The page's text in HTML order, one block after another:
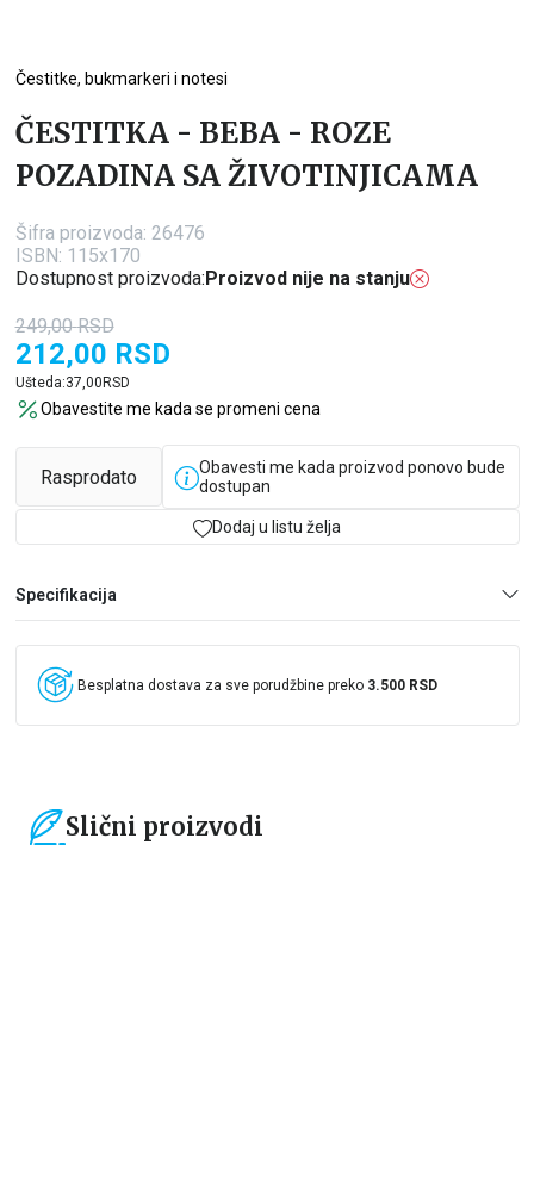
Čestitke, bukmarkeri i notesi
ČESTITKA - BEBA - ROZE
POZADINA SA ŽIVOTINJICAMA
Šifra proizvoda: 26476
ISBN: 115x170
Dostupnost proizvoda: Proizvod nije na stanju
249,00 RSD
212,00 RSD
Ušteda:37,00 RSD
Obavestite me kada se promeni cena
Rasprodato
Obavesti me kada proizvod ponovo bude
dostupan
Dodaj u listu želja
Specifikacija
Besplatna dostava za sve porudžbine preko 3.500 RSD
Slični proizvodi